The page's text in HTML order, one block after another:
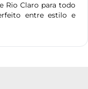
Rio Claro para todo
entre estilo e